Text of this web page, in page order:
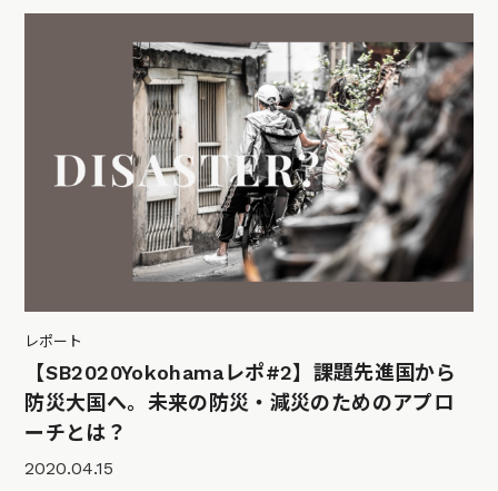
レポート
【SB2020Yokohamaレポ#2】課題先進国から
防災大国へ。未来の防災・減災のためのアプロ
ーチとは？
2020.04.15